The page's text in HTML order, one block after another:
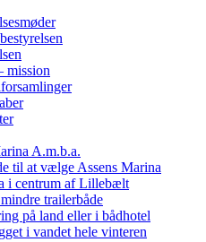
mission
A.m.b.a.
til at vælge Assens Marina
i centrum af Lillebælt
trailerbåde
på land eller i bådhotel
i vandet hele vinteren